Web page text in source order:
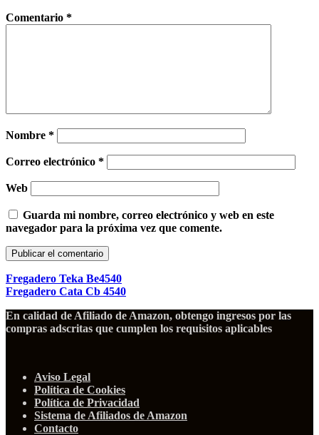
Comentario *
Nombre *
Correo electrónico *
Web
Guarda mi nombre, correo electrónico y web en este
navegador para la próxima vez que comente.
Fregadero Teka Be4540
Fregadero Cata Cb 4540
En calidad de Afiliado de Amazon, obtengo ingresos por las
compras adscritas que cumplen los requisitos aplicables
Aviso Legal
Política de Cookies
Política de Privacidad
Sistema de Afiliados de Amazon
Contacto